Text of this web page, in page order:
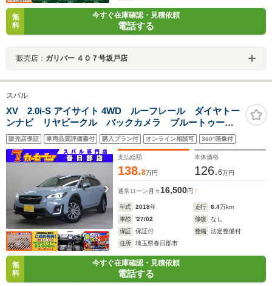
無
料
今すぐ在庫確認・見積依頼
電話する
販売店： ガリバー ４０７号坂戸店
スバル
XV 2.0i-S アイサイト 4WD ルーフレール ダイヤトー
ンナビ リヤビークル バックカメラ ブルートゥース
オーディオ フルセグTV アダプティブクルーズ ドラ
レコ パワーシート スマートキー ETC LEDヘッド
ライト ハーフレザーシート
販売店保証 車両品質評価書付 購入プラン付 オンライン相談可 360°画像付
支払総額
138.8万円
本体価格
126.6万円
通常ローン 月々16,500円
年式 2018年 走行 6.4万km
車検
'27/02 修復
なし
保証
保証付 整備
法定整備付
住所
埼玉県春日部市
無
料
今すぐ在庫確認・見積依頼
電話する